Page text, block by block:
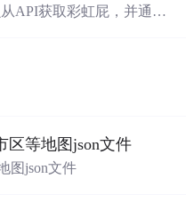
API获取彩虹屁，并通过
区等地图json文件
图json文件